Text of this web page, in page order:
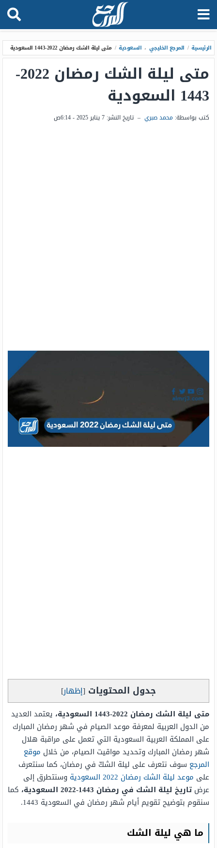
الرئيسية / المرجع الخليجي ، السعودية / متى ليلة الشك رمضان 2022-1443 السعودية
متى ليلة الشك رمضان 2022-
1443 السعودية
كتب بواسطة: محمد صبري – تاريخ النشر: 7 يناير 2025 - 6:14ص
جدول المحتويات [إظهار]
متى ليلة الشك رمضان 2022-1443 السعودية،
يعتمد العديد
من الدول العربية لمعرفة موعد الصيام في شهر رمضان المبارك
على المملكة العربية السعودية التي تعمل على مراقبة هلال
شهر رمضان المبارك وتحديد مواقيت الصيام، من خلال موقع
المرجع سوف نتعرف على ليلة الشكّ في رمضان، كما سنتعرف
على موعد ليلة الشك رمضان 2022 السعودية
وسنتطرق إلى
عرض تاريخ ليلة الشك في رمضان 1443-2022 السعودية،
كما
سنقوم بتوضيح تقويم أيام شهر رمضان في السعودية 1443.
ما هي ليلة الشك